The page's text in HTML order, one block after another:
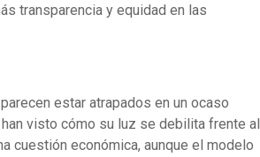
transparencia y equidad en las
estar atrapados en un ocaso
visto cómo su luz se debilita frente al
cuestión económica, aunque el modelo